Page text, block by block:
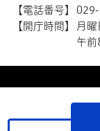
【電話番号】
【開庁時間】
月曜
午